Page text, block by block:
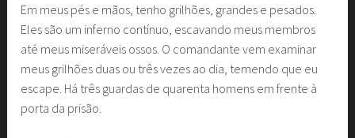
Em meus pés e mãos, tenho grilhões, grandes e pesados.
Eles são um inferno contínuo, escavando meus membros
até meus miseráveis ossos. O comandante vem examinar
meus grilhões duas ou três vezes ao dia, temendo que eu
escape. Há três guardas de quarenta homens em frente à
porta da prisão.